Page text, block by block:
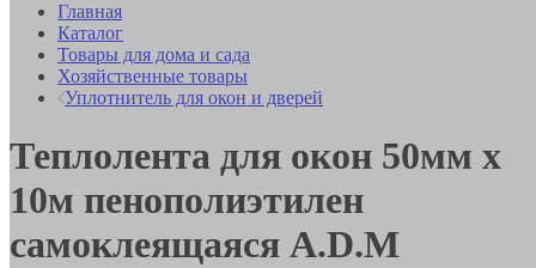
Главная
Каталог
Товары для дома и сада
Хозяйственные товары
Уплотнитель для окон и дверей
Теплолента для окон 50мм х
10м пенополиэтилен
самоклеящаяся A.D.M